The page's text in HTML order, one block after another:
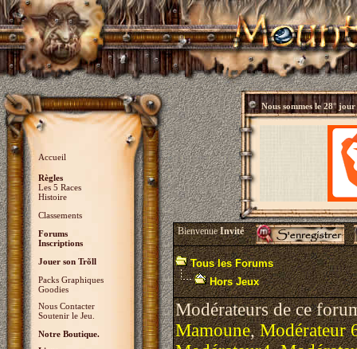
Accueil
Règles
Les 5 Races
Histoire
Classements
Forums
Inscriptions
Jouer son Trõll
Packs Graphiques
Goodies
Nous Contacter
Soutenir le Jeu.
Notre Boutique.
Nous sommes le28° jour
BienvenueInvité
Tous les Forums
Hors Jeux
Modérateurs de ce
Mamoune,Modérateur